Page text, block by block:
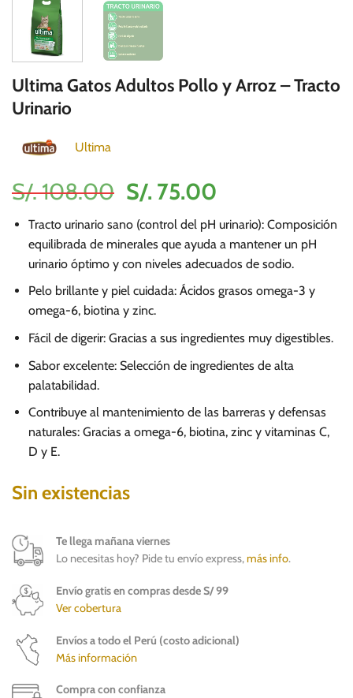
Ultima Gatos Adultos Pollo y Arroz – Tracto
Urinario
Ultima
S/.108.00 El
precio
original
era:
S/.
108.00.
S/. 75.00El
precio
actual
es:
75.00.
Tracto urinario sano (control del pH urinario): Composición
equilibrada de minerales que ayuda a mantener un pH
urinario óptimo y con niveles adecuados de sodio.
Pelo brillante y piel cuidada: Ácidos grasos omega-3 y
omega-6, biotina y zinc.
Fácil de digerir: Gracias a sus ingredientes muy digestibles.
Sabor excelente: Selección de ingredientes de alta
palatabilidad.
Contribuye al mantenimiento de las barreras y defensas
naturales: Gracias a omega-6, biotina, zinc y vitaminas C,
D y E.
Sin existencias
Te llega mañana viernes
Lo necesitas hoy? Pide tu envío express,más info.
Envío gratis en compras desde S/ 99
Ver cobertura
Envíos a todo el Perú (costo adicional)
Más información
Compra con confianza